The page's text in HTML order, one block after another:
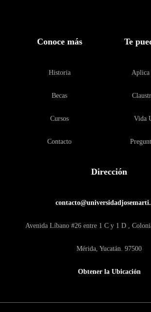
Conoce más
Historia
Becas
Cursos
Contacto
Te
Aplica
Vida
Dirección
Avenida Líbano #26 entre 1 C y 1 D ,
Mérida, Yucatán. 97500
Obtener la Ubicación